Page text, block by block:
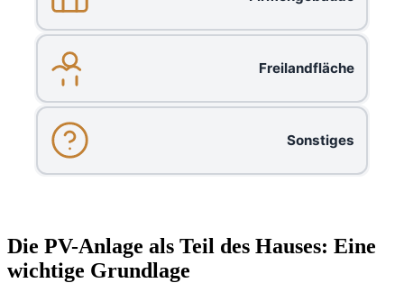
Freilandfläche
Sonstiges
Die PV-Anlage als Teil des Hauses: Eine
wichtige Grundlage